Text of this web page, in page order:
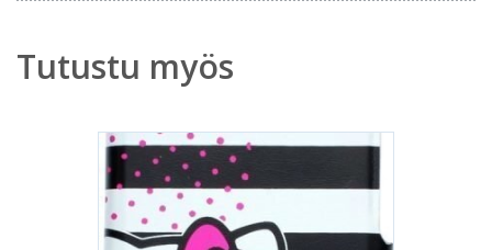
Tutustu myös